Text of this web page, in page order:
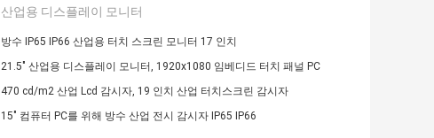
산업용 디스플레이 모니터
방수 IP65 IP66 산업용 터치 스크린 모니터 17 인치
21.5" 산업용 디스플레이 모니터, 1920x1080 임베디드 터치 패널 PC
470 cd/m2 산업 Lcd 감시자, 19 인치 산업 터치스크린 감시자
15" 컴퓨터 PC를 위해 방수 산업 전시 감시자 IP65 IP66